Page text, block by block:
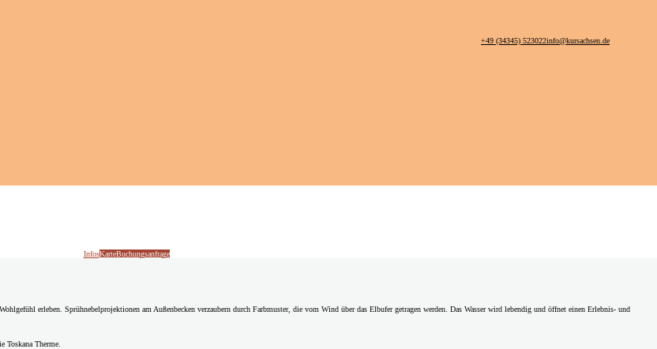
+49 (34345) 523022info@kursachsen.de
InfosKarteBuchungsanfrage
erleben. Sprühnebelprojektionen am Außenbecken verzaubern durch Farbmuster, die vom Wind über das Elbufer getragen werden. Das Wasser wird lebendig und öffnet einen Erlebnis- und
Toskana Therme.